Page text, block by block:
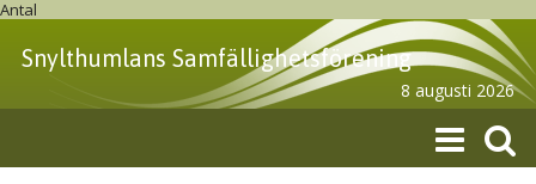
Antal
Snylthumlans Samfällighetsförening
8 augusti 2026